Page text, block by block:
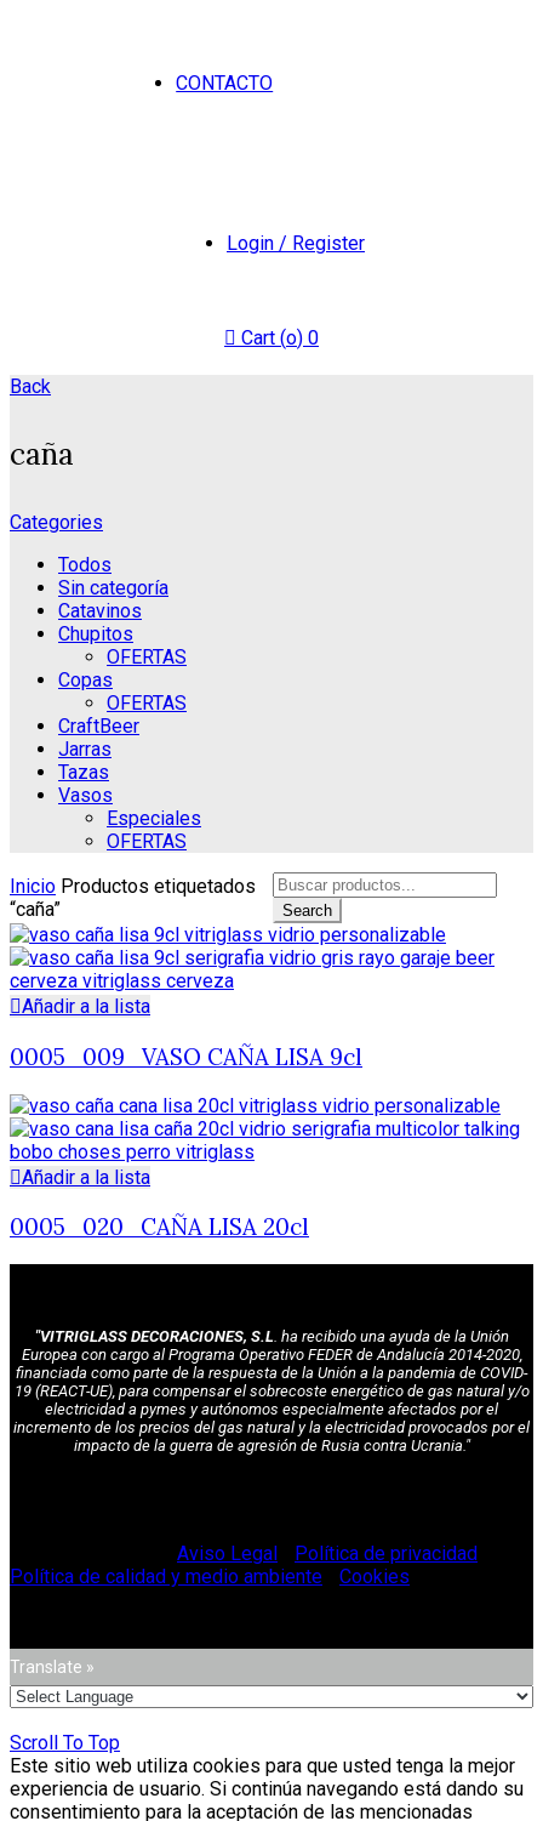
CONTACTO
Login / Register
Cart (o) 0
Back
caña
Categories
Todos
Sin categoría
Catavinos
Chupitos
OFERTAS
Copas
OFERTAS
CraftBeer
Jarras
Tazas
Vasos
Especiales
OFERTAS
Inicio Productos etiquetados
“caña”
Search
for:
Search
Añadir a la lista
0005_009_VASO CAÑA LISA 9cl
Añadir a la lista
0005_020_CAÑA LISA 20cl
"VITRIGLASS DECORACIONES, S.L. ha recibido una ayuda de la Unión
Europea con cargo al Programa Operativo FEDER de Andalucía 2014-2020,
financiada como parte de la respuesta de la Unión a la pandemia de COVID-
19 (REACT-UE), para compensar el sobrecoste energético de gas natural y/o
electricidad a pymes y autónomos especialmente afectados por el
incremento de los precios del gas natural y la electricidad provocados por el
impacto de la guerra de agresión de Rusia contra Ucrania."
Aviso Legal Política de privacidad
Política de calidad y medio ambiente
Cookies
Translate »
Scroll To Top
Este sitio web utiliza cookies para que usted tenga la mejor
experiencia de usuario. Si continúa navegando está dando su
consentimiento para la aceptación de las mencionadas